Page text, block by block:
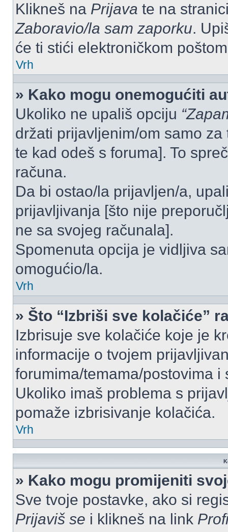
Klikneš na Prijava te na
Zaboravio/la sam zaporku.
će ti stići elektroničkom
Vrh
» Kako mogu onemogućiti
Ukoliko ne upališ opciju
držati prijavljenim/om samo
te kad odeš s foruma]. To
računa.
Da bi ostao/la prijavljen/a,
prijavljivanja [što nije
ne sa svojeg računala].
Spomenuta opcija je vidljiva
omogućio/la.
Vrh
» Što “Izbriši sve kolačiće”
Izbrisuje sve kolačiće koje je
informacije o tvojem
forumima/temama/postovima i
Ukoliko imaš problema s
pomaže izbrisivanje kolačića.
Vrh
» Kako mogu promijeniti
Sve tvoje postavke, ako si
Prijaviš se i klikneš na link